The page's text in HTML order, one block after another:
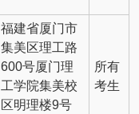
福建省厦门市
集美区理工路
600号厦门理
工学院集美校
区明理楼9号
所有
考生